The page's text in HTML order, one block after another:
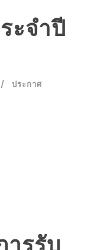
ะจำปี
ประกาศ